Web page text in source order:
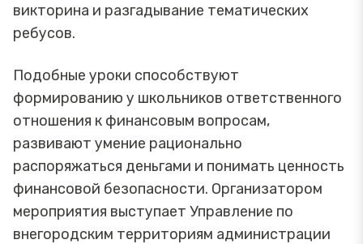
викторина и разгадывание тематических
ребусов.
Подобные уроки способствуют
формированию у школьников ответственного
отношения к финансовым вопросам,
развивают умение рационально
распоряжаться деньгами и понимать ценность
финансовой безопасности. Организатором
мероприятия выступает Управление по
внегородским территориям администрации